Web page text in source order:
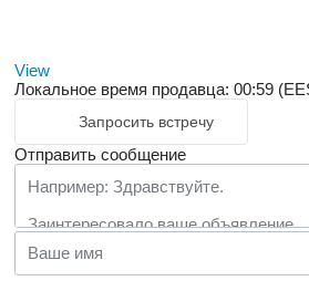
View
Локальное время продавца: 00:59
Запросить встречу
Отправить сообщение